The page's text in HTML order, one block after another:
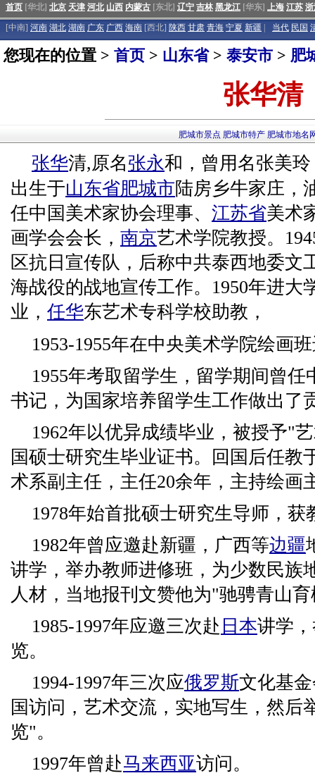
首页 [华北] 北京 天津 河北 山西 内蒙古 [东北] 辽宁 吉林 黑龙江 [华东] 上海 江苏
[中南] 河南 湖北 湖南 广东 广西 海南 [西北] 陕西 甘肃 青海 宁夏 新疆 当代 民国
您现在的位置 > 首页 > 山东省> 泰安市 > 肥
张华清
肥城市景点 肥城市特产 肥城市地名
张华清,原名张永和，曾用名张美
出生于山东省肥城市陆房乡牛家庄，
任中国美术家协会理事、 江苏省美术
画学会会长， 南京艺术学院教授。
区抗日宣传队，后称中共泰西地委文
海战役的战地宣传工作。1950年进大
业， 任华东艺术专科学校助教，
1953-1955年在中央美术学院绘画
1955年考取留学生，留学期间曾任
书记，为国家培养留学生工作做出了
1962年以优异成绩毕业，被授予"
国硕士研究生毕业证书。回国后任教
术系副主任，主任20余年，主持绘画
1978年始首批硕士研究生导师，获
1982年曾应邀赴新疆，广西等边疆
讲学，举办教师进修班，为少数民族
人材，当地报刊文赞他为"驰骋青山
1985-1997年应邀三次赴 日本讲学
览。
1994-1997年三次应俄罗斯文化基
国访问，艺术交流，实地写生，然后
览"。
1997年曾赴马来西亚访问。